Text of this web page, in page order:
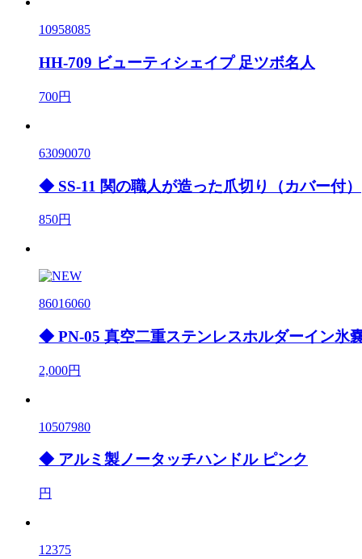
10958085
HH-709 ビューティシェイプ 足ツボ名人
700円
63090070
◆ SS-11 関の職人が造った爪切り（カバー付）
850円
86016060
◆ PN-05 真空二重ステンレスホルダーイン氷
2,000円
10507980
◆ アルミ製ノータッチハンドル ピンク
円
12375